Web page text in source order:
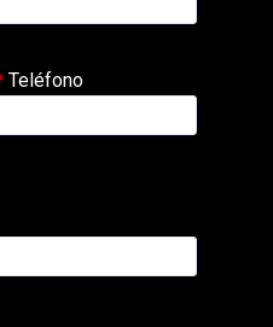
Teléfono